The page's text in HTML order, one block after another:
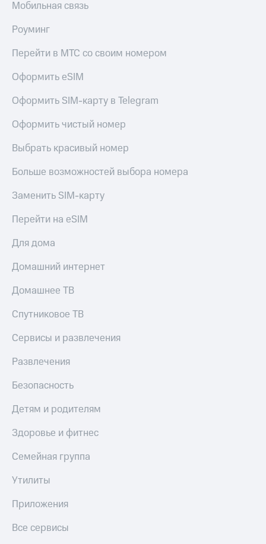
Мобильная связь
Роуминг
Перейти в МТС со своим номером
Оформить eSIM
Оформить SIM-карту в Telegram
Оформить чистый номер
Выбрать красивый номер
Больше возможностей выбора номера
Заменить SIM-карту
Перейти на eSIM
Для дома
Домашний интернет
Домашнее ТВ
Спутниковое ТВ
Сервисы и развлечения
Развлечения
Безопасность
Детям и родителям
Здоровье и фитнес
Семейная группа
Утилиты
Приложения
Все сервисы